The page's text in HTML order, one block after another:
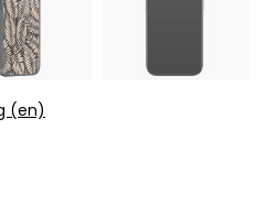
(en)